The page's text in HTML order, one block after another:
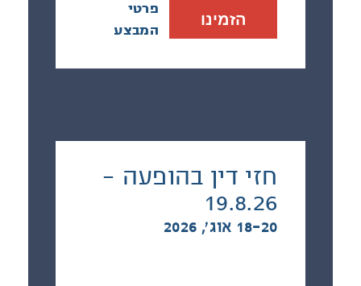
הזמינו
פרטי
המבצע
חזי דין בהופעה -
19.8.26
18-20 אוג׳, 2026